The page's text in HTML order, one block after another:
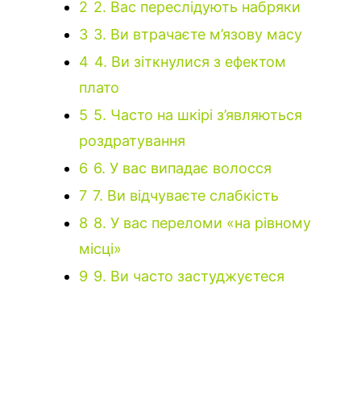
2 2. Вас переслідують набряки
3 3. Ви втрачаєте м’язову масу
4 4. Ви зіткнулися з ефектом
плато
5 5. Часто на шкірі з’являються
роздратування
6 6. У вас випадає волосся
7 7. Ви відчуваєте слабкість
8 8. У вас переломи «на рівному
місці»
9 9. Ви часто застуджуєтеся